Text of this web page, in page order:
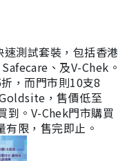
測試套裝，包括香港
、及V-Chek。
，而門市則10支8
，售價低至
到。V-Chek門市購買
限，售完即止。